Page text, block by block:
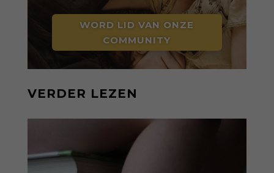
WORD LID VAN ONZE
COMMUNITY
VERDER LEZEN